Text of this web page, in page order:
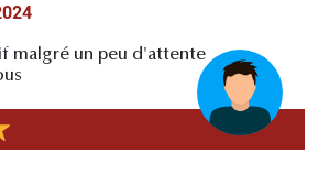
malgré un peu d'attente